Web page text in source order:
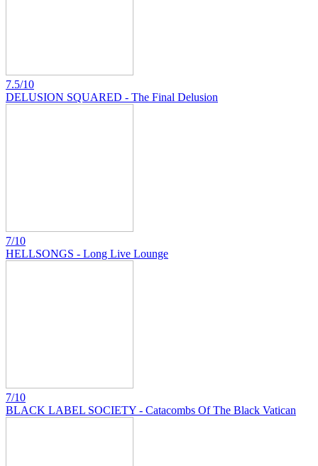
7.5/10
DELUSION SQUARED - The Final Delusion
7/10
HELLSONGS - Long Live Lounge
7/10
BLACK LABEL SOCIETY - Catacombs Of The Black Vatican